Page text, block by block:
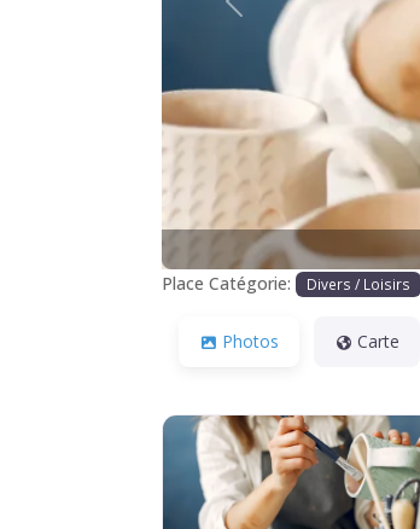
Précédente
Place Catégorie: Divers / Loisirs
Photos Carte